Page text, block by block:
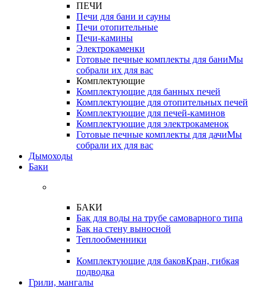
ПЕЧИ
Печи для бани и сауны
Печи отопительные
Печи-камины
Электрокаменки
Готовые печные комплекты для баниМы
собрали их для вас
Комплектующие
Комплектующие для банных печей
Комплектующие для отопительных печей
Комплектующие для печей-каминов
Комплектующие для электрокаменок
Готовые печные комплекты для дачиМы
собрали их для вас
Дымоходы
Баки
БАКИ
Бак для воды на трубе самоварного типа
Бак на стену выносной
Теплообменники
Комплектующие для баковКран, гибкая
подводка
Грили, мангалы